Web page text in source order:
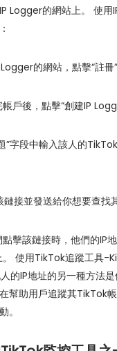
Logger的網站上。 使用
的網站，點擊“註冊
戶後，點擊“創建IP
”字段中輸入該人的
接並發送給你想要查找
擊該鏈接時，他們的IP
使用TikTok追蹤工具-
的IP地址的另一種方法
幫助用戶追蹤其TikTok
。